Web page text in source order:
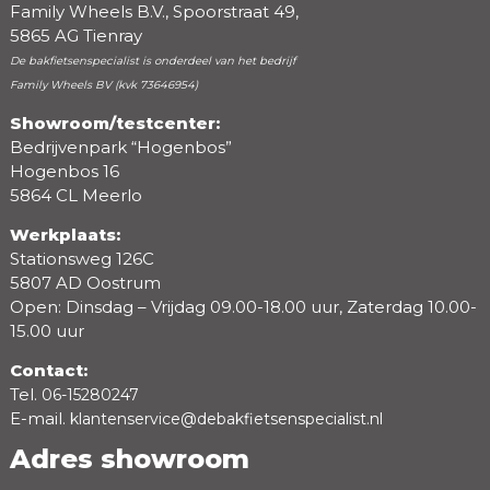
Beoordeling
Family Wheels B.V., Spoorstraat 49,
5865 AG Tienray
De bakfietsenspecialist is onderdeel van het bedrijf
Family Wheels BV (kvk 73646954)
Showroom/testcenter:
Bedrijvenpark “Hogenbos”
Hogenbos 16
5864 CL Meerlo
Werkplaats:
Stationsweg 126C
5807 AD Oostrum
Open: Dinsdag – Vrijdag 09.00-18.00 uur, Zaterdag 10.00-
15.00 uur
Contact:
Tel. 06-15280247
E-mail. klantenservice@debakfietsenspecialist.nl
Adres showroom